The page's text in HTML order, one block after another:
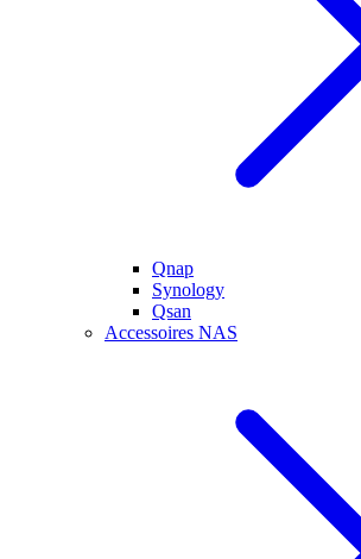
Qnap
Synology
Qsan
Accessoires NAS